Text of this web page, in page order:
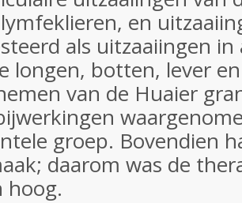
en
als uitzaaiingen
longen, botten, lever
van de Huaier
groep. Bovendien
daarom was de
hoog.